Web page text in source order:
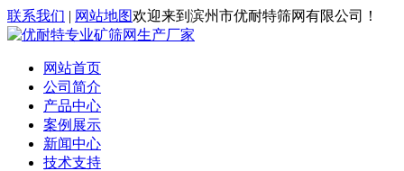
联系我们 | 网站地图欢迎来到滨州市优耐特筛网有限公司！
网站首页
公司简介
产品中心
案例展示
新闻中心
技术支持